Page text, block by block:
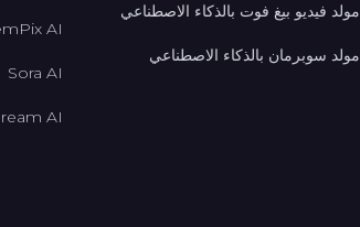
مولد فيديو بيغ فوت بالذكاء الاصطناعي
مولد سوبرمان بالذكاء الاصطناعي
AI
Sora AI
AI